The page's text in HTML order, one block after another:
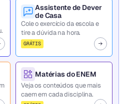
Assistente de Dever
de Casa
Cole o exercício da escola e
tire a dúvida na hora.
GRÁTIS
Matérias do ENEM
Veja os conteúdos que mais
caem em cada disciplina.